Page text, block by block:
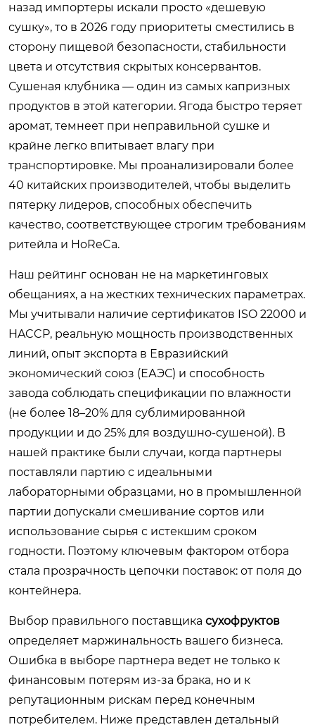
назад импортеры искали просто «дешевую
сушку», то в 2026 году приоритеты сместились в
сторону пищевой безопасности, стабильности
цвета и отсутствия скрытых консервантов.
Сушеная клубника — один из самых капризных
продуктов в этой категории. Ягода быстро теряет
аромат, темнеет при неправильной сушке и
крайне легко впитывает влагу при
транспортировке. Мы проанализировали более
40 китайских производителей, чтобы выделить
пятерку лидеров, способных обеспечить
качество, соответствующее строгим требованиям
ритейла и HoReCa.
Наш рейтинг основан не на маркетинговых
обещаниях, а на жестких технических параметрах.
Мы учитывали наличие сертификатов ISO 22000 и
HACCP, реальную мощность производственных
линий, опыт экспорта в Евразийский
экономический союз (ЕАЭС) и способность
завода соблюдать спецификации по влажности
(не более 18–20% для сублимированной
продукции и до 25% для воздушно-сушеной). В
нашей практике были случаи, когда партнеры
поставляли партию с идеальными
лабораторными образцами, но в промышленной
партии допускали смешивание сортов или
использование сырья с истекшим сроком
годности. Поэтому ключевым фактором отбора
стала прозрачность цепочки поставок: от поля до
контейнера.
Выбор правильного поставщика сухофруктов
определяет маржинальность вашего бизнеса.
Ошибка в выборе партнера ведет не только к
финансовым потерям из-за брака, но и к
репутационным рискам перед конечным
потребителем. Ниже представлен детальный